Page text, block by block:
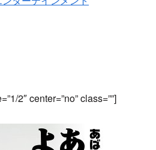
2″ center=”no” class=””]